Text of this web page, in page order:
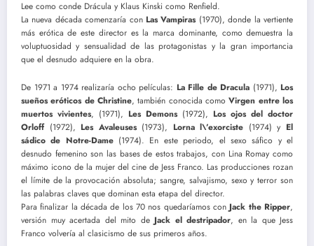
Lee como conde Drácula y Klaus Kinski como Renfield.
La nueva década comenzaría con Las Vampiras(1970), donde la vertiente
más erótica de este director es la marca dominante, como demuestra la
voluptuosidad y sensualidad de las protagonistas y la gran importancia
que el desnudo adquiere en la obra.
De 1971 a 1974 realizaría ocho películas: La Fille de Dracula (1971), Los
sueños eróticos de Christine, también conocida comoVirgen entre los
muertos vivientes, (1971), Les Demons(1972), Los ojos del doctor
Orloff(1972), Les Avaleuses(1973), Lorna l\’exorciste (1974) y El
sádico de Notre-Dame (1974). En este periodo, el sexo sáfico y el
desnudo femenino son las bases de estos trabajos, con Lina Romay como
máximo icono de la mujer del cine de Jess Franco. Las producciones rozan
el límite de la provocación absoluta; sangre, salvajismo, sexo y terror son
las palabras claves que dominan esta etapa del director.
Para finalizar la década de los 70 nos quedaríamos conJack the Ripper,
versión muy acertada del mito de Jack el destripador, en la que Jess
Franco volvería al clasicismo de sus primeros años.